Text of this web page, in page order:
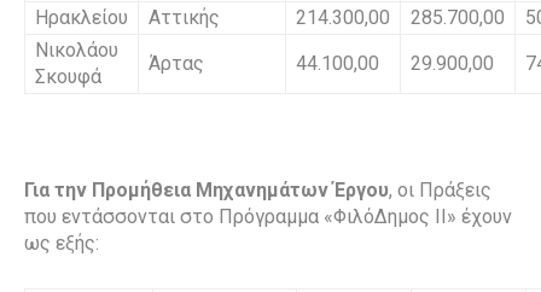
Ηρακλείου
Αττικής 214.300,00 285.700,00
Νικολάου
Σκουφά
Άρτας 44.100,00 29.900,00
Για την Προμήθεια Μηχανημάτων Έργου, οι Πράξεις
που εντάσσονται στο Πρόγραμμα «ΦιλόΔημος ΙΙ» έχουν
ως εξής: